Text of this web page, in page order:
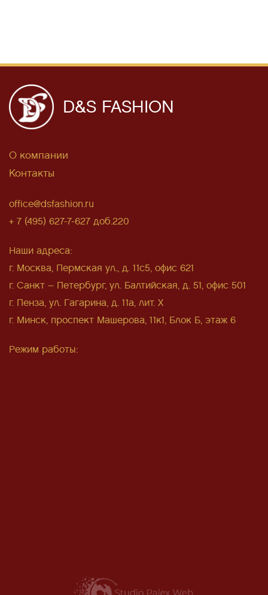
D&S FASHION
О компании
Контакты
office@dsfashion.ru
+ 7 (495) 627-7-627 доб.220
Наши адреса:
г. Москва, Пермская ул., д. 11с5, офис 621
г. Санкт – Петербург, ул. Балтийская, д. 51, офис 501
г. Пенза, ул. Гагарина, д. 11а, лит. Х
г. Минск, проспект Машерова, 11к1, Блок Б, этаж 6
Режим работы: